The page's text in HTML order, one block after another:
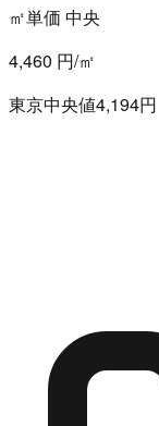
㎡単価 中央
4,460 円/㎡
東京中央値4,194円